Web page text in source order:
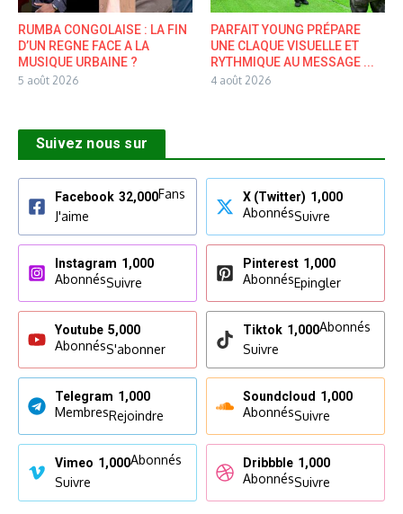
RUMBA CONGOLAISE : LA FIN
D’UN REGNE FACE A LA
MUSIQUE URBAINE ?
5 août 2026
PARFAIT YOUNG PRÉPARE
UNE CLAQUE VISUELLE ET
RYTHMIQUE AU MESSAGE ...
4 août 2026
Suivez nous sur
Facebook 32,000Fans
J'aime
X (Twitter) 1,000
AbonnésSuivre
Instagram 1,000
AbonnésSuivre
Pinterest 1,000
AbonnésEpingler
Youtube 5,000
AbonnésS'abonner
Tiktok 1,000Abonnés
Suivre
Telegram 1,000
MembresRejoindre
Soundcloud 1,000
AbonnésSuivre
Vimeo 1,000Abonnés
Suivre
Dribbble 1,000
AbonnésSuivre